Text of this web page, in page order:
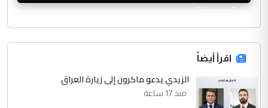
CurrencyRate
اقرأ أيضاً
الزيدي يدعو ماكرون إلى زيارة العراق
منذ 17 ساعة